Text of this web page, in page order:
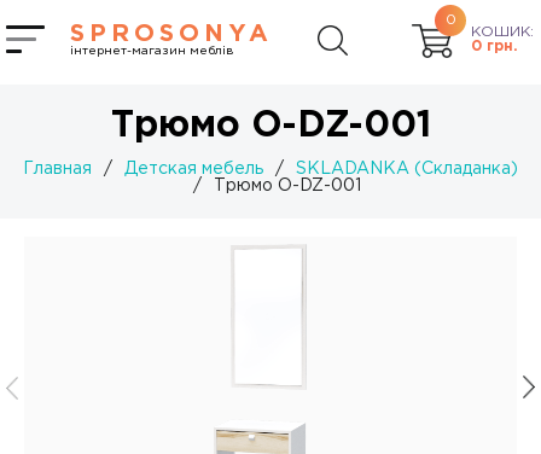
SPROSONYA
інтернет-магазин меблів
0
КОШИК:
0 грн.
Трюмо O-DZ-001
Главная / Детская мебель /
SKLADANKA (Складанка)
/
Трюмо O-DZ-001